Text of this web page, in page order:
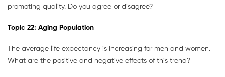
promoting quality. Do you agree or disagree?
Topic 22: Aging Population
The average life expectancy is increasing for men and women.
What are the positive and negative effects of this trend?